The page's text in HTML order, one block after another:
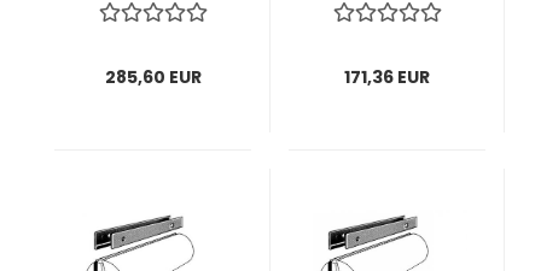
VPE = 20 Stück
285,60 EUR
260x18,8x1,0 mm; 1
171,36 EUR